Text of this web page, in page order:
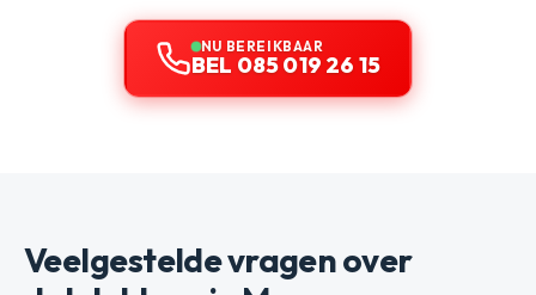
NU BEREIKBAAR
BEL 085 019 26 15
Veelgestelde vragen over